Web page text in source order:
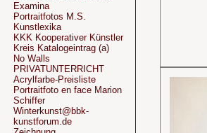
Examina
Portraitfotos M.S.
Kunstlexika
KKK Kooperativer Künstler
Kreis Katalogeintrag (a)
No Walls
PRIVATUNTERRICHT
Acrylfarbe-Preisliste
Portraitfoto en face Marion
Schiffer
Winterkunst@bbk-
kunstforum.de